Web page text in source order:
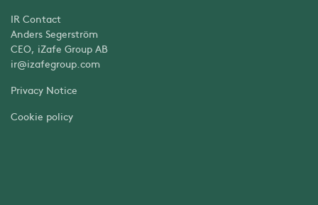
IR Contact
Anders Segerström
CEO, iZafe Group AB
ir@izafegroup.com
Privacy Notice
Cookie policy